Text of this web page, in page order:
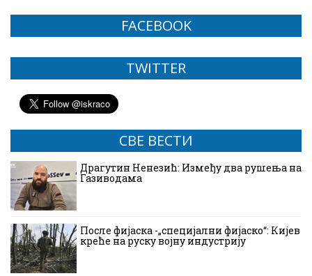
FACEBOOK
TWITTER
СВЕ ВЕСТИ
Драгутин Ненезић: Између два рушења на
Газиводама
После фијаска -„специјални фијаско“: Кијев
креће на руску војну индустрију